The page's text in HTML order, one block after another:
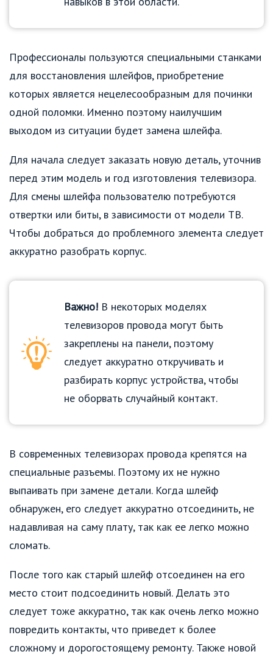
Профессионалы пользуются специальными станками
для восстановления шлейфов, приобретение
которых является нецелесообразным для починки
одной поломки. Именно поэтому наилучшим
выходом из ситуации будет замена шлейфа.
Для начала следует заказать новую деталь, уточнив
перед этим модель и год изготовления телевизора.
Для смены шлейфа пользователю потребуются
отвертки или биты, в зависимости от модели ТВ.
Чтобы добраться до проблемного элемента следует
аккуратно разобрать корпус.
Важно! В некоторых моделях
телевизоров провода могут быть
закреплены на панели, поэтому
следует аккуратно откручивать и
разбирать корпус устройства, чтобы
не оборвать случайный контакт.
В современных телевизорах провода крепятся на
специальные разъемы. Поэтому их не нужно
выпаивать при замене детали. Когда шлейф
обнаружен, его следует аккуратно отсоединить, не
надавливая на саму плату, так как ее легко можно
сломать.
После того как старый шлейф отсоединен на его
место стоит подсоединить новый. Делать это
следует тоже аккуратно, так как очень легко можно
повредить контакты, что приведет к более
сложному и дорогостоящему ремонту. Также новой